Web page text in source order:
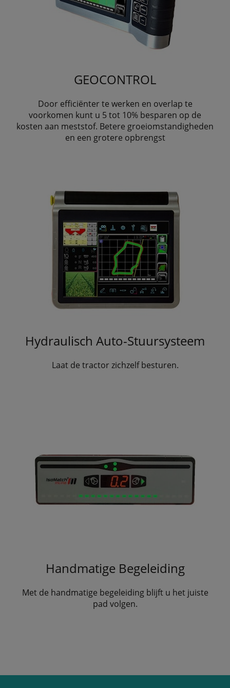
GEOCONTROL
Door efficiënter te werken en overlap te
voorkomen kunt u 5 tot 10% besparen op de
kosten aan meststof. Betere groeiomstandigheden
en een grotere opbrengst
Hydraulisch Auto-Stuursysteem
Laat de tractor zichzelf besturen.
Handmatige Begeleiding
Met de handmatige begeleiding blijft u het juiste
pad volgen.